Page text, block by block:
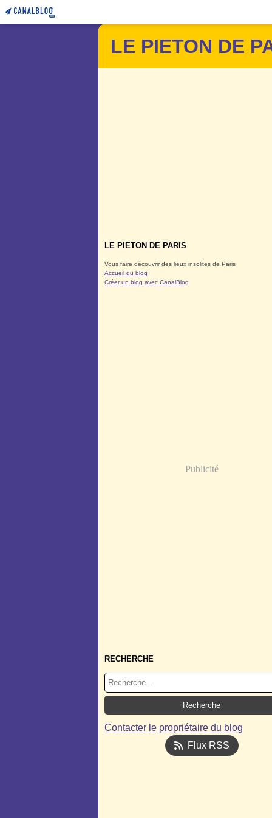
LE PIETON DE
LE PIETON DE PARIS
Vous faire découvrir des lieux insolites de Paris
Accueil du blog
Créer un blog avec CanalBlog
Publicité
RECHERCHE
Contacter le propriétaire du blog
Flux RSS